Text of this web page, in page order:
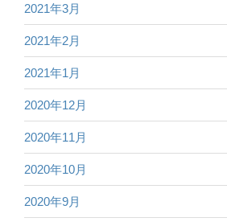
2021年3月
2021年2月
2021年1月
2020年12月
2020年11月
2020年10月
2020年9月